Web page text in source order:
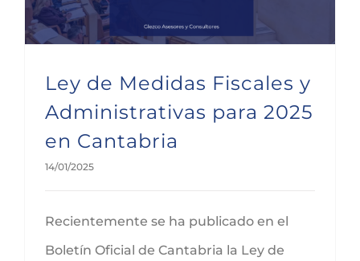
Ley de Medidas Fiscales y
Administrativas para 2025
en Cantabria
14/01/2025
Recientemente se ha publicado en el
Boletín Oficial de Cantabria la Ley de